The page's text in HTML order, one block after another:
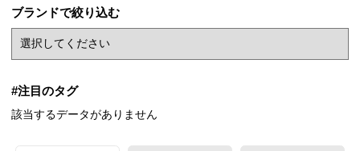
ブランドで絞り込む
#注目のタグ
該当するデータがありません